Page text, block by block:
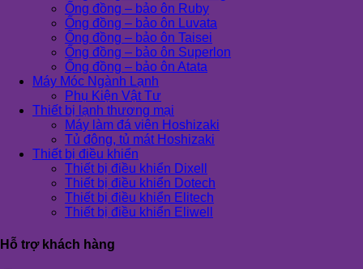
Ống đồng – bảo ôn Ruby
Ống đồng – bảo ôn Luvata
Ống đồng – bảo ôn Taisei
Ống đồng – bảo ôn Superlon
Ống đồng – bảo ôn Atata
Máy Móc Ngành Lạnh
Phụ Kiện Vật Tư
Thiết bị lạnh thương mại
Máy làm đá viên Hoshizaki
Tủ đông, tủ mát Hoshizaki
Thiết bị điều khiển
Thiết bị điều khiển Dixell
Thiết bị điều khiển Dotech
Thiết bị điều khiển Elitech
Thiết bị điều khiển Eliwell
Hỗ trợ khách hàng